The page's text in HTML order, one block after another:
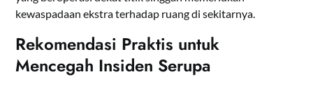
kewaspadaan ekstra terhadap ruang di sekitarnya.
Rekomendasi Praktis untuk
Mencegah Insiden Serupa